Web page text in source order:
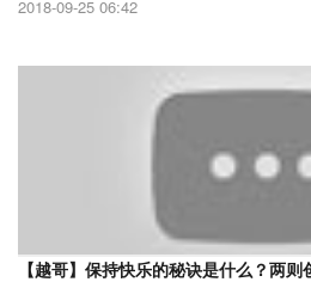
2018-09-25 06:42
【越哥】保持快乐的秘诀是什么？两则